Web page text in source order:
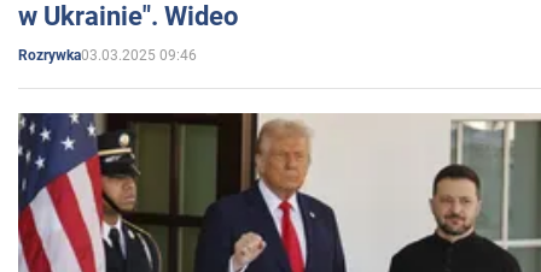
w Ukrainie". Wideo
Rozrywka03.03.2025 09:46